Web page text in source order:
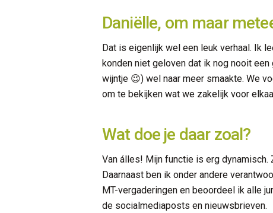
Daniëlle, om maar
Dat is eigenlijk wel een leuk verhaal. Ik
konden niet geloven dat ik nog nooit
wijntje 😉) wel naar meer smaakte. We
om te bekijken wat we zakelijk voor
Wat doe je daar zoal?
Van álles! Mijn functie is erg
Daarnaast ben ik onder andere
MT-vergaderingen en beoordeel ik alle
de socialmediaposts en nieuwsbrieven.